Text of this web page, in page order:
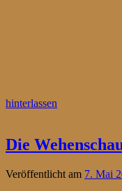
hinterlassen
Die
Veröffentlicht am 7. Mai